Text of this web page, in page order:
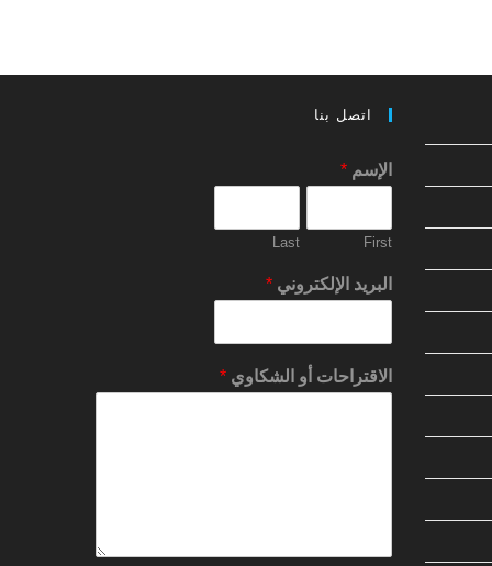
اتصل بنا
الإسم *
First
Last
البريد الإلكتروني *
الاقتراحات أو الشكاوي *